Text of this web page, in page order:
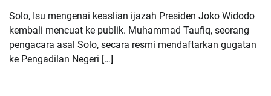
Solo, Isu mengenai keaslian ijazah Presiden Joko Widodo
kembali mencuat ke publik. Muhammad Taufiq, seorang
pengacara asal Solo, secara resmi mendaftarkan gugatan
ke Pengadilan Negeri […]